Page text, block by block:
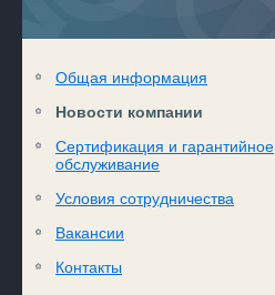
Общая информация
Новости компании
Сертификация и гарантийное
обслуживание
Условия сотрудничества
Вакансии
Контакты